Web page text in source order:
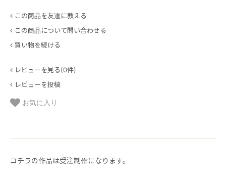
この商品を友達に教える
この商品について問い合わせる
買い物を続ける
レビューを見る(0件)
レビューを投稿
お気に入り
コチラの作品は受注制作になります。